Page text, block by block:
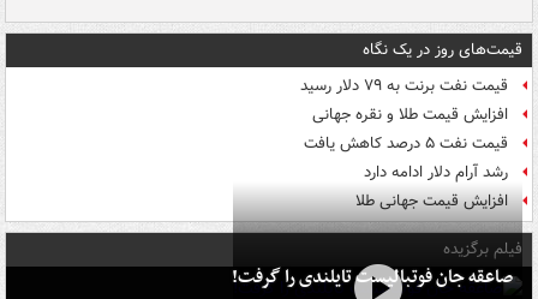
قیمت‌های روز در یک نگاه
قیمت نفت برنت به ۷۹ دلار رسید
افزایش قیمت طلا و نقره جهانی
قیمت نفت ۵ درصد کاهش یافت
رشد آرام دلار ادامه دارد
افزایش قیمت جهانی طلا
فیلم برگزیده
صاعقه جان فوتبالیست تایلندی را گرفت!